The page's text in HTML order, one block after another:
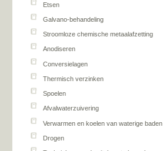
Etsen
Galvano-behandeling
Stroomloze chemische metaalafzetting
Anodiseren
Conversielagen
Thermisch verzinken
Spoelen
Afvalwaterzuivering
Verwarmen en koelen van waterige baden
Drogen